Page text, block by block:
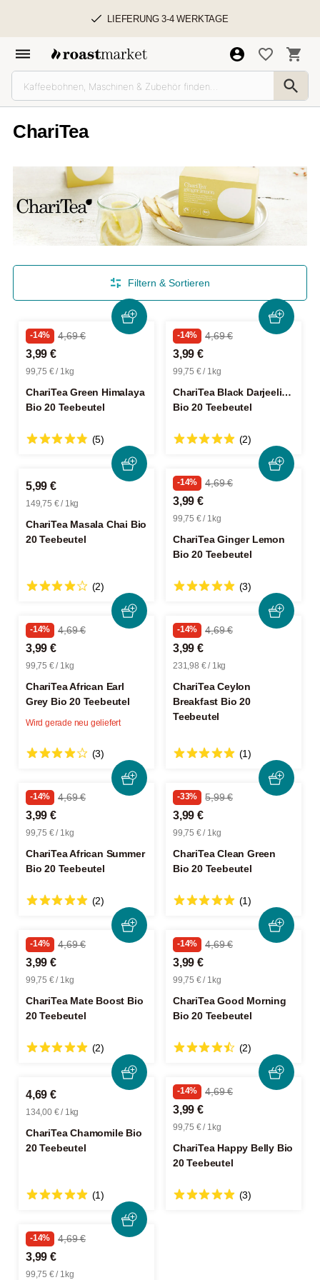
LIEFERUNG 3-4 WERKTAGE
ChariTea
Filtern & Sortieren
-14% 4,69 €
3,99 €
99,75 € / 1kg
ChariTea Green Himalaya
Bio 20 Teebeutel
(5)
-14% 4,69 €
3,99 €
99,75 € / 1kg
ChariTea Black Darjeeling
Bio 20 Teebeutel
(2)
5,99 €
149,75 € / 1kg
ChariTea Masala Chai Bio
20 Teebeutel
(2)
-14% 4,69 €
3,99 €
99,75 € / 1kg
ChariTea Ginger Lemon
Bio 20 Teebeutel
(3)
-14% 4,69 €
3,99 €
99,75 € / 1kg
ChariTea African Earl
Grey Bio 20 Teebeutel
(3)
Wird gerade neu geliefert
-14% 4,69 €
3,99 €
231,98 € / 1kg
ChariTea Ceylon
Breakfast Bio 20
Teebeutel
(1)
-14% 4,69 €
3,99 €
99,75 € / 1kg
ChariTea African Summer
Bio 20 Teebeutel
(2)
-33% 5,99 €
3,99 €
99,75 € / 1kg
ChariTea Clean Green
Bio 20 Teebeutel
(1)
-14% 4,69 €
3,99 €
99,75 € / 1kg
ChariTea Mate Boost Bio
20 Teebeutel
(2)
-14% 4,69 €
3,99 €
99,75 € / 1kg
ChariTea Good Morning
Bio 20 Teebeutel
(2)
4,69 €
134,00 € / 1kg
ChariTea Chamomile Bio
20 Teebeutel
(1)
-14% 4,69 €
3,99 €
99,75 € / 1kg
ChariTea Happy Belly Bio
20 Teebeutel
(3)
-14% 4,69 €
3,99 €
99,75 € / 1kg